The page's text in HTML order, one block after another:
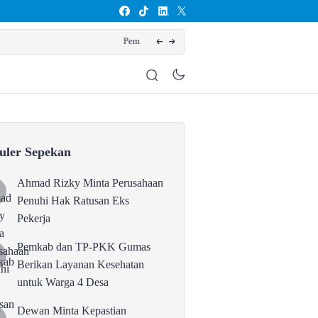
Sepekan
Ahmad Rizky Minta Perusahaan
Penuhi Hak Ratusan Eks
Pekerja
Pemkab dan TP-PKK Gumas
Berikan Layanan Kesehatan
untuk Warga 4 Desa
Dewan Minta Kepastian